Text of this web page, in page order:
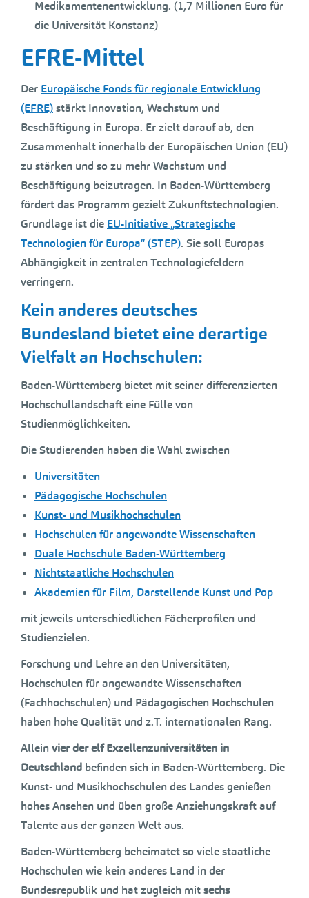
Medikamentenentwicklung. (1,7 Millionen Euro für
die Universität Konstanz)
EFRE-Mittel
Der Europäische Fonds für regionale Entwicklung
(EFRE)stärkt Innovation, Wachstum und
Beschäftigung in Europa. Er zielt darauf ab, den
Zusammenhalt innerhalb der Europäischen Union (EU)
zu stärken und so zu mehr Wachstum und
Beschäftigung beizutragen. In Baden-Württemberg
fördert das Programm gezielt Zukunftstechnologien.
Grundlage ist die EU-Initiative „Strategische
Technologien für Europa“ (STEP). Sie soll Europas
Abhängigkeit in zentralen Technologiefeldern
verringern.
Kein anderes deutsches
Bundesland bietet eine derartige
Vielfalt an Hochschulen:
Baden-Württemberg bietet mit seiner differenzierten
Hochschullandschaft eine Fülle von
Studienmöglichkeiten.
Die Studierenden haben die Wahl zwischen
Universitäten
Pädagogische Hochschulen
Kunst- und Musikhochschulen
Hochschulen für angewandte Wissenschaften
Duale Hochschule Baden-Württemberg
Nichtstaatliche Hochschulen
Akademien für Film, Darstellende Kunst und Pop
mit jeweils unterschiedlichen Fächerprofilen und
Studienzielen.
Forschung und Lehre an den Universitäten,
Hochschulen für angewandte Wissenschaften
(Fachhochschulen) und Pädagogischen Hochschulen
haben hohe Qualität und z.T. internationalen Rang.
Allein vier der elf Exzellenzuniversitäten in
Deutschland befinden sich in Baden-Württemberg. Die
Kunst- und Musikhochschulen des Landes genießen
hohes Ansehen und üben große Anziehungskraft auf
Talente aus der ganzen Welt aus.
Baden-Württemberg beheimatet so viele staatliche
Hochschulen wie kein anderes Land in der
Bundesrepublik und hat zugleich mitsechs